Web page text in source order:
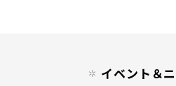
イベント＆